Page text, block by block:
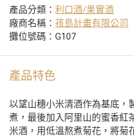
產品分類： 利口酒/果實酒
廠商名稱： 孩島計畫有限公司
攤位號碼：G107
產品特色
以望山穗小米清酒作為基底，
煮，最後加入阿里山的蜜香紅
米酒，用低溫熬煮菊花，將菊